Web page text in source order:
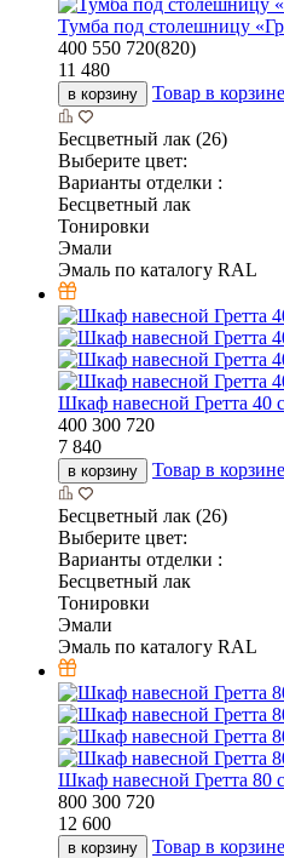
Тумба под столешницу
400 550 720(820)
11 480
в корзину Товар в корзине
Бесцветный лак (26)
Выберите цвет:
Варианты отделки :
Бесцветный лак
Тонировки
Эмали
Эмаль по каталогу RAL
Шкаф навесной Гретта 40
400 300 720
7 840
в корзину Товар в корзине
Бесцветный лак (26)
Выберите цвет:
Варианты отделки :
Бесцветный лак
Тонировки
Эмали
Эмаль по каталогу RAL
Шкаф навесной Гретта 80
800 300 720
12 600
в корзину Товар в корзине